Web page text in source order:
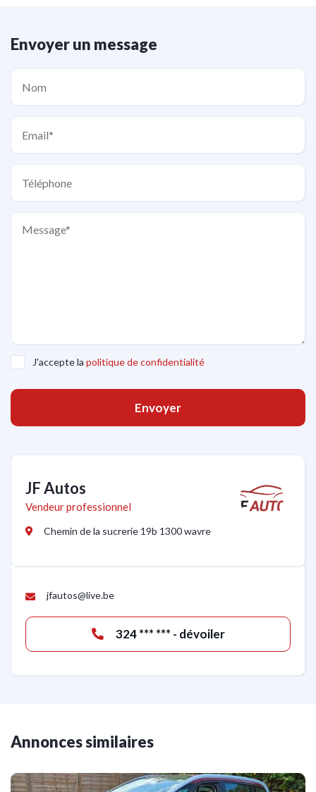
Envoyer un message
J'accepte la politique de confidentialité
Envoyer
JF Autos
Vendeur professionnel
Chemin de la sucrerie 19b 1300 wavre
jfautos@live.be
324 *** *** - dévoiler
Annonces similaires